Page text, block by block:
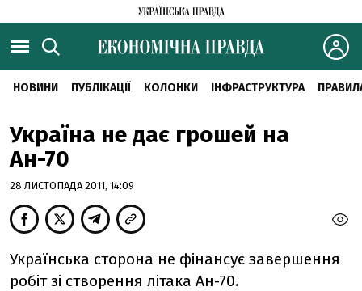
НОВИНИ ПУБЛІКАЦІЇ КОЛОНКИ ІНФРАСТРУКТУРА
Україна не дає грошей на
Ан-70
28 ЛИСТОПАДА 2011, 14:09
Українська сторона не фінансує завершення
робіт зі створення літака Ан-70.